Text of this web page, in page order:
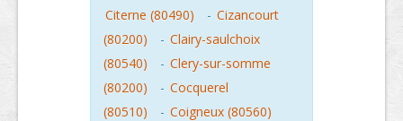
Citerne (80490)
- Cizancourt
(80200)
- Clairy-saulchoix
(80540)
- Clery-sur-somme
(80200)
- Cocquerel
(80510)
- Coigneux (80560)